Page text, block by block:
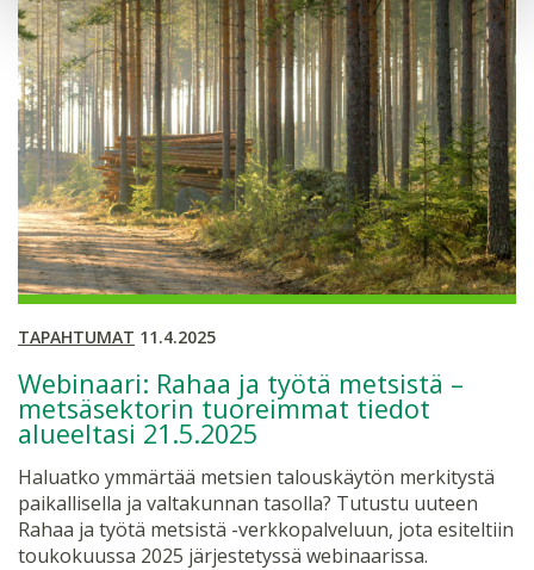
TAPAHTUMAT 11.4.2025
Webinaari: Rahaa ja työtä metsistä –
metsäsektorin tuoreimmat tiedot
alueeltasi 21.5.2025
Haluatko ymmärtää metsien talouskäytön merkitystä
paikallisella ja valtakunnan tasolla? Tutustu uuteen
Rahaa ja työtä metsistä -verkkopalveluun, jota esiteltiin
toukokuussa 2025 järjestetyssä webinaarissa.